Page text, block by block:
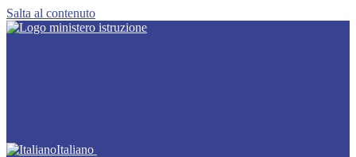
Salta al contenuto
Italiano